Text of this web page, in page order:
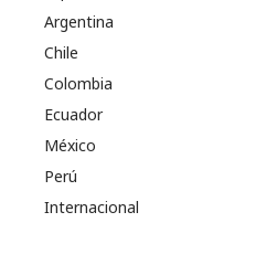
Argentina
Chile
Colombia
Ecuador
México
Perú
Internacional